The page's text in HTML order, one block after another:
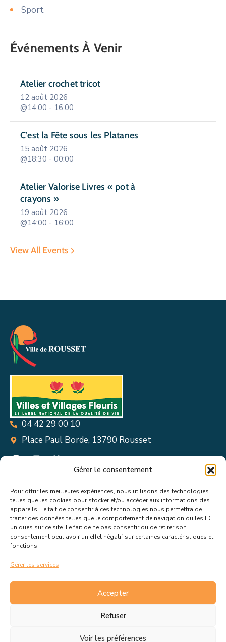
Gérer le consentement
Pour offrir les meilleures expériences, nous utilisons des technologies
telles que les cookies pour stocker et/ou accéder aux informations des
appareils. Le fait de consentir à ces technologies nous permettra de
traiter des données telles que le comportement de navigation ou les ID
uniques sur ce site. Le fait de ne pas consentir ou de retirer son
consentement peut avoir un effet négatif sur certaines caractéristiques et
fonctions.
Gérer les services
Accepter
Refuser
Voir les préférences
Sport
Événements À Venir
Atelier crochet tricot
12 août 2026
@14:00 - 16:00
C’est la Fête sous les Platanes
15 août 2026
@18:30 - 00:00
Atelier Valorise Livres « pot à
crayons »
19 août 2026
@14:00 - 16:00
View All Events
04 42 29 00 10
Place Paul Borde, 13790 Rousset
Suivez toutes les informations &
actualités de votre ville !
mairie de Rousset. En savoir plus sur la gestion de mes